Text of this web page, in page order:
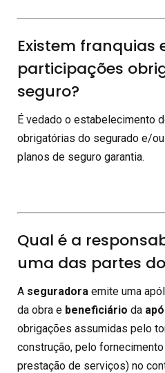
Existem franquias
participações
seguro?
É vedado o estabelecimento
obrigatórias do segurado e/
planos de seguro garantia.
Qual é a
uma das partes
A seguradora emite uma
da obra e beneficiário da
obrigações assumidas pelo
construção, pelo
prestação de serviços) no